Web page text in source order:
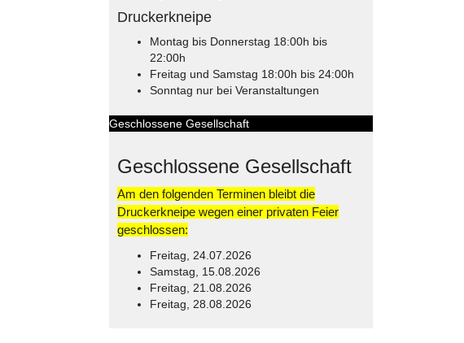
Druckerkneipe
Montag bis Donnerstag 18:00h bis
22:00h
Freitag und Samstag 18:00h bis 24:00h
Sonntag nur bei Veranstaltungen
Geschlossene Gesellschaft
Geschlossene Gesellschaft
Am den folgenden Terminen bleibt die
Druckerkneipe wegen einer privaten Feier
geschlossen:
Freitag, 24.07.2026
Samstag, 15.08.2026
Freitag, 21.08.2026
Freitag, 28.08.2026